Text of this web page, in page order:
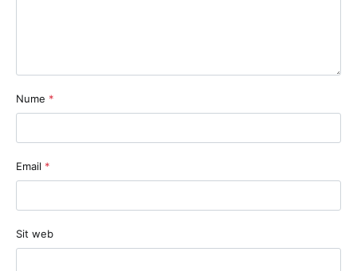
Nume *
Email *
Sit web